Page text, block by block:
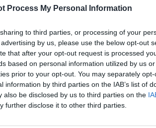
Process My Personal Information
to third parties, or processing of your
by us, please use the below opt-out
that after your opt-out request is processed
based on personal information utilized by us
prior to your opt-out. You may separately
information by third parties on the IAB’s list of
also be disclosed by us to third parties on the
further disclose it to other third parties.
( hardcore players)?
material interactiu elaborat
en català?Hi trobareu alguns
amb la seva forma en anglès
descobrireu la proposta